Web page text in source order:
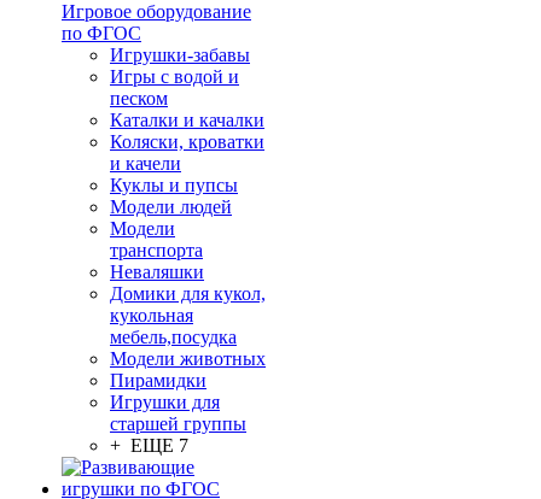
Игровое оборудование
по ФГОС
Игрушки-забавы
Игры с водой и
песком
Каталки и качалки
Коляски, кроватки
и качели
Куклы и пупсы
Модели людей
Модели
транспорта
Неваляшки
Домики для кукол,
кукольная
мебель,посудка
Модели животных
Пирамидки
Игрушки для
старшей группы
+ ЕЩЕ 7